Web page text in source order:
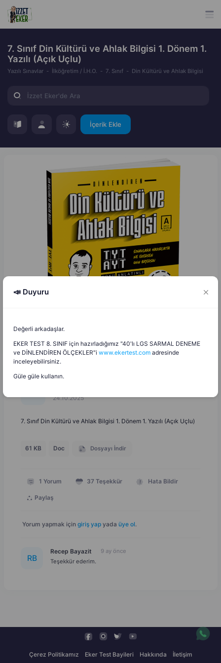
7. Sınıf Din Kültürü ve Ahlak Bilgisi 1. Dönem 1.
Yazılı (Açık Uçlu)
Yazılı Sınavlar İlköğretim / İ.H.O. 7. Sınıf Din Kültürü ve Ahlak Bilgisi
İçerik Ekle
24.10.2025
7. Sınıf Din Kültürü ve Ahlak Bilgisi 1. Dönem 1. Yazılı (Açık Uçlu)
61 KB Doc Dosyayı İndir
1 Yorum 37 Teşekkür Hata Bildir
Paylaş
Yorum yapmak için giriş yap yada üye ol.
RB
Recep Bayazit
9 ay önce
Teşekkür ederim.
Çerez Politikamız Eker Test Bayileri Hakkında İletişim
📣 Duyuru
Değerli arkadaşlar.
EKER TEST 8. SINIF için hazırladığımız "40'lı LGS SARMAL DENEME
ve DİNLENDİREN ÖLÇEKLER"i www.ekertest.com adresinde
inceleyebilirsiniz.
Güle güle kullanın.